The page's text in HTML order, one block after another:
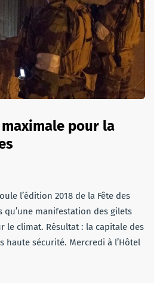
pour la
l’édition 2018 de la Fête des
qu’une manifestation des gilets
le climat. Résultat : la capitale des
haute sécurité. Mercredi à l’Hôtel